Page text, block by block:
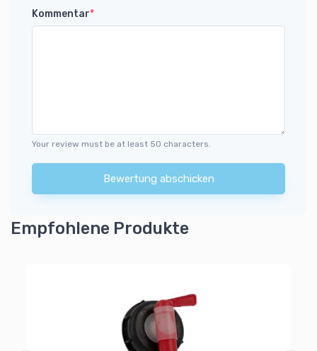
Kommentar*
Your review must be at least 50 characters.
Bewertung abschicken
Empfohlene Produkte